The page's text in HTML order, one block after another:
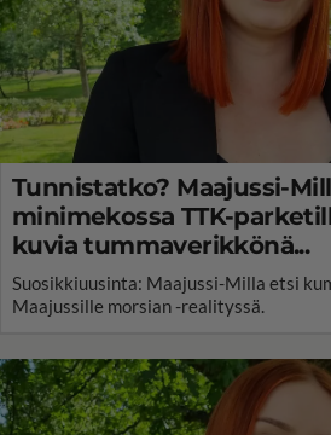
Tunnistatko? Maajussi-
minimekossa TTK-
kuvia tummaverikkönä...
Suosikkiuusinta: Maajussi-Milla etsi
Maajussille morsian -realityssä.